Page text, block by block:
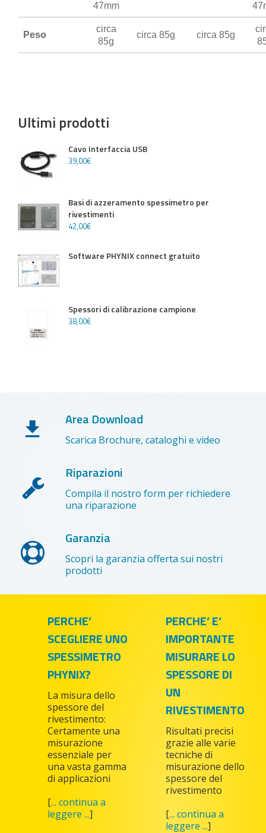
47mm
Peso
circa
85g
circa 85g circa 85g
Ultimi prodotti
Cavo Interfaccia USB
39,00€
Basi di azzeramento spessimetro per
rivestimenti
42,00€
Software PHYNIX connect gratuito
Spessori di calibrazione campione
38,00€
Area Download
Scarica Brochure, cataloghi e video
Riparazioni
Compila il nostro form per richiedere
una riparazione
Garanzia
Scopri la garanzia offerta sui nostri
prodotti
PERCHE’
SCEGLIERE UNO
SPESSIMETRO
PHYNIX?
La misura dello
spessore del
rivestimento:
Certamente una
misurazione
essenziale per
una vasta gamma
di applicazioni
[... continua a
leggere ...]
PERCHE’ E’
IMPORTANTE
MISURARE LO
SPESSORE DI
UN
RIVESTIMENTO
Risultati precisi
grazie alle varie
tecniche di
misurazione dello
spessore del
rivestimento
[... continua a
leggere ...]